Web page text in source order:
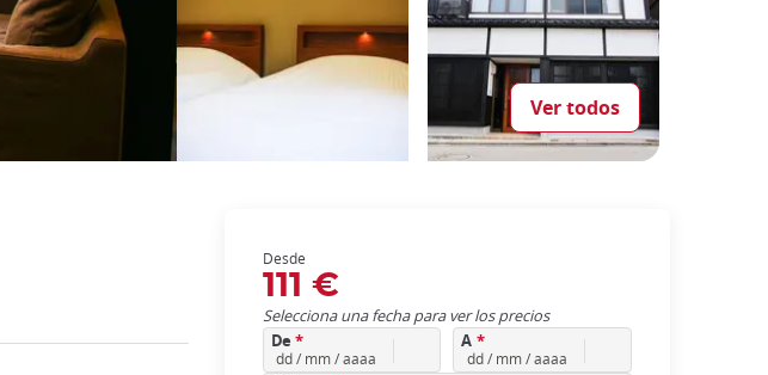
Ver todos
Desde
111 €
Selecciona una fecha para ver los precios
De * A*